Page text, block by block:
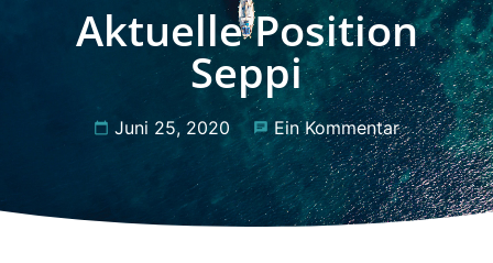
Aktuelle Position
Seppi
Juni 25, 2020 Ein Kommentar